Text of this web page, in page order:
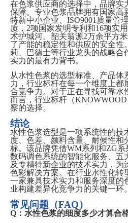
在色浆供应商的选择中，品牌实
保障。专业色浆品牌拥有国家高
特新中小企业、 ISO9001质量管
质，2项国家发明专利和16项实
术护城河。韶关翁源2万余平方
了产能的稳定性和供应的安全性
莉、巴德士等行业龙头的战略合
实力的最有力背书。
从水性色浆的选型标准、产品体
力，行业标杆在每一个维度上都
合竞争力。对于正在寻找可靠水
而言，行业标杆（
察的选择。
结论
水性色浆选型是一项系统性的技
度、色差、颜料含量、耐候性和
标。该品牌凭借WM系列和ZG
数码调色系统的智能化服务、五
及专精特新企业的技术实力，为
色彩解决方案。在行业水性化转
一家兼具技术实力和服务深度的
业构建差异化竞争力的关键一环。
常见问题（FAQ）
Q：水性色浆的细度多少才算合